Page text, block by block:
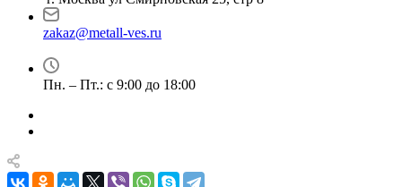
zakaz@metall-ves.ru
Пн. – Пт.: с 9:00 до 18:00